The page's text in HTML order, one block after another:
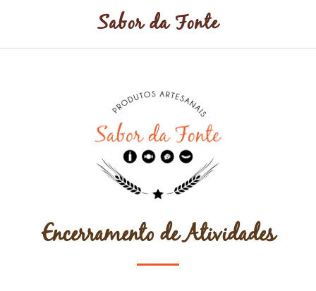
Sabor da Fonte
Encerramento de Atividades